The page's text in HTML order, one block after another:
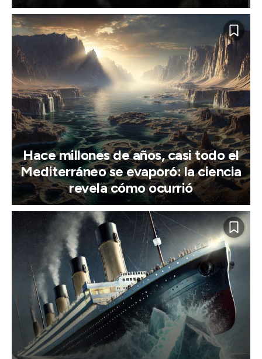
Hace millones de años, casi todo el
Mediterráneo se evaporó: la ciencia
revela cómo ocurrió